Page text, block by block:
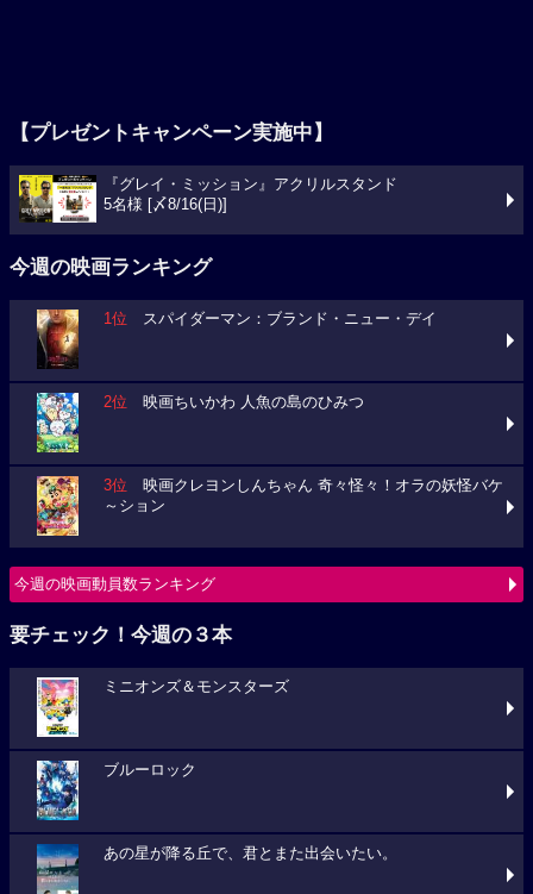
【プレゼントキャンペーン実施中】
『グレイ・ミッション』アクリルスタンド
5名様 [〆8/16(日)]
今週の映画ランキング
1位 スパイダーマン：ブランド・ニュー・デイ
2位 映画ちいかわ 人魚の島のひみつ
3位 映画クレヨンしんちゃん 奇々怪々！オラの妖怪バケ
～ション
今週の映画動員数ランキング
要チェック！今週の３本
ミニオンズ＆モンスターズ
ブルーロック
あの星が降る丘で、君とまた出会いたい。